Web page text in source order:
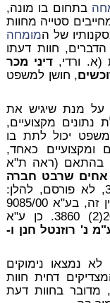
בתחום בו מונה,
סטייה מחוות
של המומחה
חוות דעתו
(א. ורדי, דיני מכר
, חושן למשפט
על מנת שיגיש את
נתונים מקצועיים,
יכול לתת בו
ומקצועיים כאחד,
בהתאם (ראה ת"א
ו-18 אח' נ' אחים שרבט חברה
על פסק-דין זה, בע"א 9085/00
ואח', ניתן ביום 21/7/03, תק-על 2003(2) 3860. כן ע"א
נ' רוזנטל חנן ו-
1-13, לא נמצאו נימוקים
דחית חוות
בחוות דעת